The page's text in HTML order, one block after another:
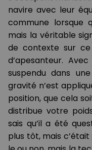
navire avec leur
commune lorsque
mais la véritable
de contexte sur
d’apesanteur.
suspendu dans
gravité n’est
position, que cela
distribue votre
sais qu’il a été
plus tôt, mais